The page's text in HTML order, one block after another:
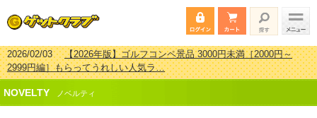
2026/02/03
【2026年版】ゴルフコンペ景品 3000円未満［2000円～
2999円編］もらってうれしい人気ラ…
2026/07/15【2026年版】ビンゴゲーム景品おすすめ金額別人気ランキ
ング 更新しました！
2999円編］もらってうれしい人気ラ…
NOVELTY ノベルティ